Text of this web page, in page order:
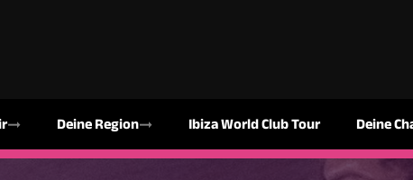
Deine Region Ibiza World Club Tour Deine